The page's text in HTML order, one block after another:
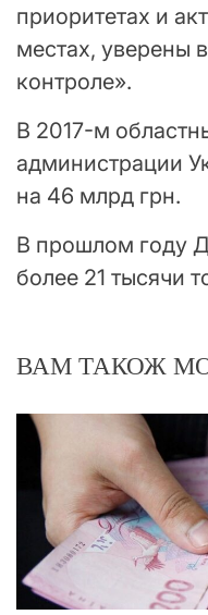
приоритетах и
местах, уверены
контроле».
В 2017-м
администрации
на 46 млрд грн.
В прошлом году
более 21 тысячи
ВАМ ТАКОЖ